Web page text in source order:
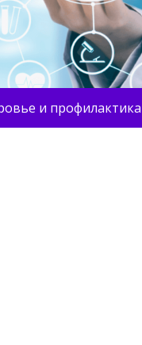
и профилактика